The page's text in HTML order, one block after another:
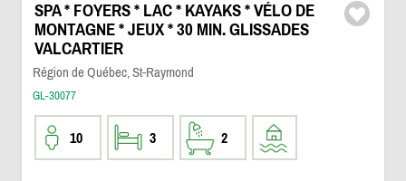
SPA * FOYERS * LAC * KAYAKS * VÉLO DE
MONTAGNE * JEUX * 30 MIN. GLISSADES
VALCARTIER
Région de Québec, St-Raymond
GL-30077
10 3 2